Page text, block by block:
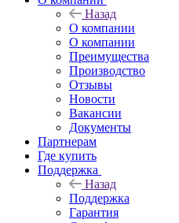
Назад
О компании
О компании
Преимущества
Производство
Отзывы
Новости
Вакансии
Документы
Партнерам
Где купить
Поддержка
Назад
Поддержка
Гарантия